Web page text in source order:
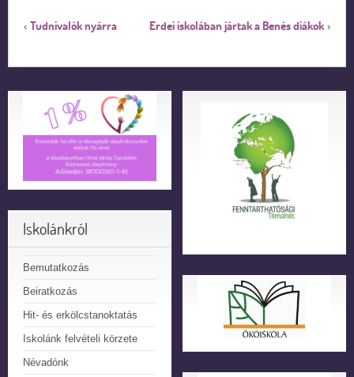
‹ Tudnivalók nyárra Erdei iskolában jártak a Benés diákok ›
Iskolánkról
Bemutatkozás
Beiratkozás
Hit- és erkölcstanoktatás
Iskolánk felvételi körzete
Névadónk